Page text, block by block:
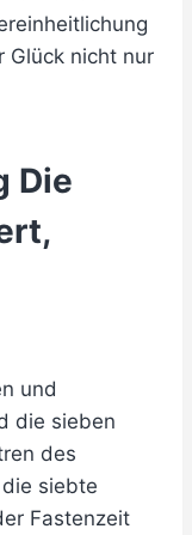
Glück nicht nur
Die
und
die sieben
des
siebte
Fastenzeit